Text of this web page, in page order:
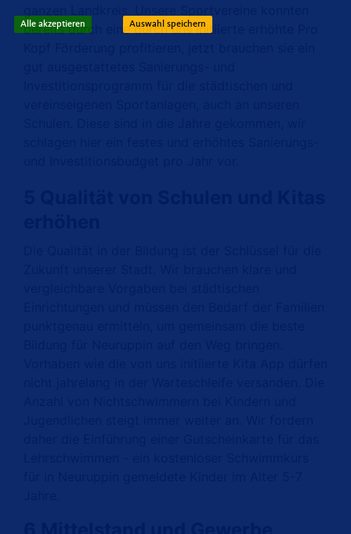
bereits durch eine durch uns initiierte erhöhte Pro
Alle akzeptieren Auswahl speichern